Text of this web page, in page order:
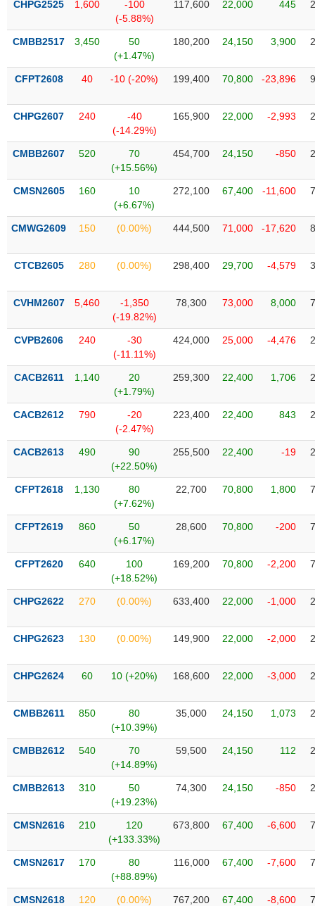
Tâm
thị
trường
CHPG2525 1,600
-100
(-5.88%)
117,600 22,000 445
CMBB2517 3,450
50
(+1.47%)
180,200 24,150 3,900
CFPT2608 40 -10 (-20%) 199,400 70,800 -23,896
CHPG2607 240
-40
(-14.29%)
165,900 22,000 -2,993
CMBB2607 520
70
(+15.56%)
454,700 24,150 -850
CMSN2605 160
10
(+6.67%)
272,100 67,400 -11,600
CMWG2609 150 (0.00%) 444,500 71,000 -17,620
CTCB2605 280 (0.00%) 298,400 29,700 -4,579
CVHM2607 5,460
-1,350
(-19.82%)
78,300 73,000 8,000
CVPB2606 240
-30
(-11.11%)
424,000 25,000 -4,476
CACB2611 1,140
20
(+1.79%)
259,300 22,400 1,706
CACB2612 790
-20
(-2.47%)
223,400 22,400 843
CACB2613 490
90
(+22.50%)
255,500 22,400 -19
CFPT2618 1,130
80
(+7.62%)
22,700 70,800 1,800
CFPT2619 860
50
(+6.17%)
28,600 70,800 -200
CFPT2620 640
100
(+18.52%)
169,200 70,800 -2,200
CHPG2622 270 (0.00%) 633,400 22,000 -1,000
CHPG2623 130 (0.00%) 149,900 22,000 -2,000
CHPG2624 60 10 (+20%) 168,600 22,000 -3,000
CMBB2611 850
80
(+10.39%)
35,000 24,150 1,073
CMBB2612 540
70
(+14.89%)
59,500 24,150 112
CMBB2613 310
50
(+19.23%)
74,300 24,150 -850
CMSN2616 210
120
(+133.33%)
673,800 67,400 -6,600
CMSN2617 170
80
(+88.89%)
116,000 67,400 -7,600
CMSN2618 120 (0.00%) 767,200 67,400 -8,600
DÙNG
THIẾT
YẾU
TIÊU
THIẾT
YẾU
CHĂM
SỨC
TÀI
TIN
VỤ
THÔNG
TIỆN
ÍCH
BẤT
SẢN
Mã
chứng